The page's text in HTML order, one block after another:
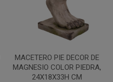
MACETERO PIE DECOR DE
MAGNESIO COLOR PIEDRA,
24X18X33H CM